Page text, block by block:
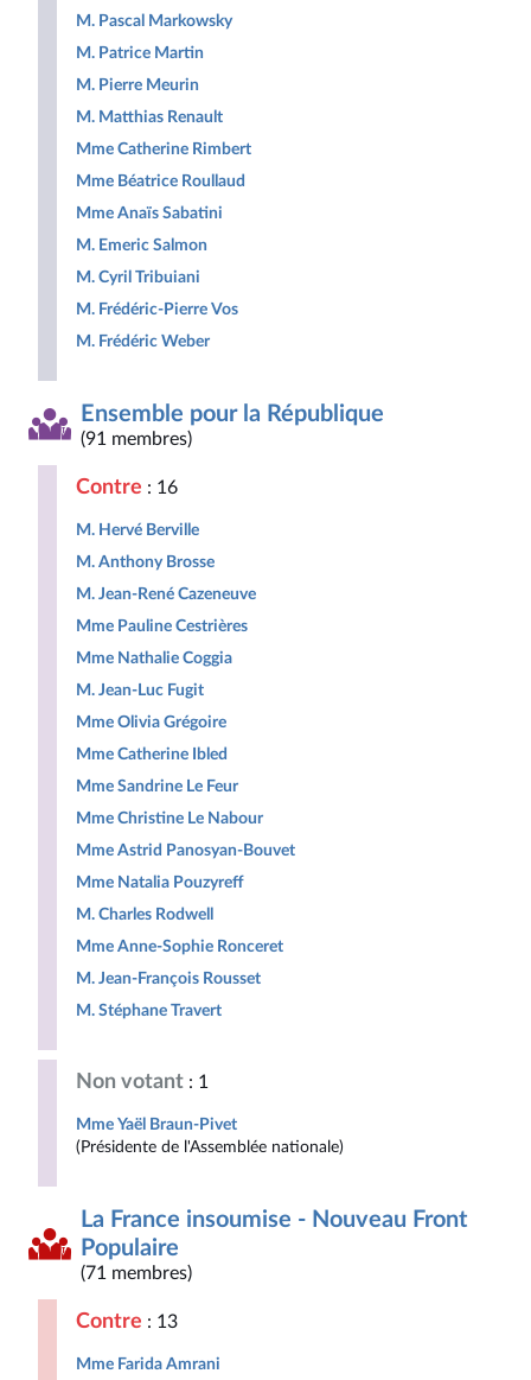
M. Pascal Markowsky
M. Patrice Martin
M. Pierre Meurin
M. Matthias Renault
Mme Catherine Rimbert
Mme Béatrice Roullaud
Mme Anaïs Sabatini
M. Emeric Salmon
M. Cyril Tribuiani
M. Frédéric-Pierre Vos
M. Frédéric Weber
Ensemble pour la République
(91 membres)
Contre : 16
M. Hervé Berville
M. Anthony Brosse
M. Jean-René Cazeneuve
Mme Pauline Cestrières
Mme Nathalie Coggia
M. Jean-Luc Fugit
Mme Olivia Grégoire
Mme Catherine Ibled
Mme Sandrine Le Feur
Mme Christine Le Nabour
Mme Astrid Panosyan-Bouvet
Mme Natalia Pouzyreff
M. Charles Rodwell
Mme Anne-Sophie Ronceret
M. Jean-François Rousset
M. Stéphane Travert
Non votant : 1
Mme Yaël Braun-Pivet
(Présidente de l'Assemblée nationale)
La France insoumise - Nouveau Front
Populaire
(71 membres)
Contre : 13
Mme Farida Amrani